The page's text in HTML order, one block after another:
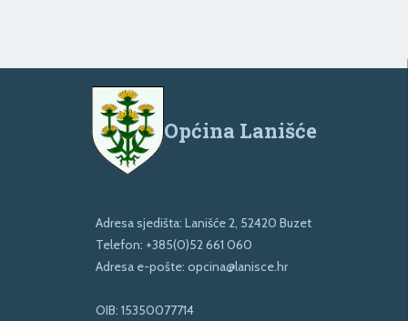
Općina Lanišće
Adresa sjedišta: Lanišće 2, 52420 Buzet
Telefon: +385(0)52 661 060
Adresa e-pošte: opcina@lanisce.hr
OIB: 15350077714